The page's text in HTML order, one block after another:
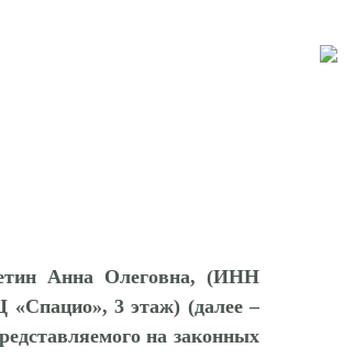
Анна Олеговна, (ИНН
«Спацио», 3 этаж) (далее –
на законных